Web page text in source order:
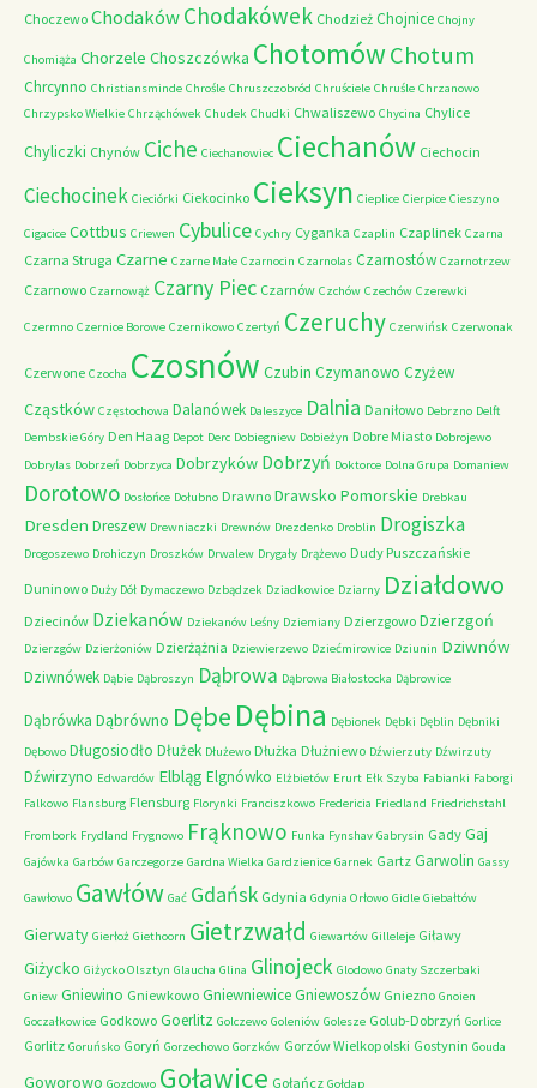
Choczewo ChodakówChodakówek Chodzież Chojnice Chojny
Chomiąża Chorzele Choszczówka ChotomówChotum
Chrcynno Christiansminde Chrośle Chruszczobród Chruściele Chruśle Chrzanowo
Chrzypsko Wielkie Chrząchówek Chudek Chudki Chwaliszewo Chycina Chylice
Chyliczki Chynów Ciche Ciechanowiec Ciechanów Ciechocin
Ciechocinek Cieciórki Ciekocinko Cieksyn Cieplice Cierpice Cieszyno
Cigacice Cottbus Criewen Cybulice Cychry Cyganka Czaplin Czaplinek Czarna
Czarna Struga Czarne Czarne Małe Czarnocin Czarnolas Czarnostów Czarnotrzew
Czarnowo Czarnowąż Czarny Piec Czarnów Czchów Czechów Czerewki
Czermno Czernice Borowe Czernikowo Czertyń Czeruchy Czerwińsk Czerwonak
Czerwone Czocha Czosnów Czubin Czymanowo Czyżew
Cząstków Częstochowa Dalanówek Daleszyce Dalnia Daniłowo Debrzno Delft
Dembskie Góry Den Haag Depot Derc Dobiegniew Dobieżyn Dobre Miasto Dobrojewo
Dobrylas Dobrzeń Dobrzyca Dobrzyków Dobrzyń Doktorce Dolna Grupa Domaniew
Dorotowo Dosłońce Dołubno Drawno Drawsko Pomorskie Drebkau
Dresden Dreszew Drewniaczki Drewnów Drezdenko Droblin Drogiszka
Drogoszewo Drohiczyn Droszków Drwalew Drygały Drążewo Dudy Puszczańskie
Duninowo Duży Dół Dymaczewo Dzbądzek Dziadkowice Dziarny Działdowo
Dziecinów Dziekanów Dziekanów Leśny Dziemiany Dzierzgowo Dzierzgoń
Dzierzgów Dzierżoniów Dzierżążnia Dziewierzewo Dziećmirowice Dziunin Dziwnów
Dziwnówek Dąbie Dąbroszyn Dąbrowa Dąbrowa Białostocka Dąbrowice
Dąbrówka Dąbrówno Dębe Dębina Dębionek Dębki Dęblin Dębniki
Dębowo Długosiodło Dłużek Dłużewo Dłużka Dłużniewo Dźwierzuty Dźwirzuty
Dźwirzyno Edwardów Elbląg Elgnówko Elżbietów Erurt Ełk Szyba Fabianki Faborgi
Falkowo Flansburg Flensburg Florynki Franciszkowo Fredericia Friedland Friedrichstahl
Frombork Frydland Frygnowo Frąknowo Funka Fynshav Gabrysin Gady Gaj
Gajówka Garbów Garczegorze Gardna Wielka Gardzienice Garnek Gartz Garwolin Gassy
Gawłowo Gawłów Gać Gdańsk Gdynia Gdynia Orłowo Gidle Giebałtów
Gierwaty Gierłoż Giethoorn Gietrzwałd Giewartów Gilleleje Giławy
Giżycko Giżycko Olsztyn Glaucha Glina Glinojeck Glodowo Gnaty Szczerbaki
Gniew Gniewino Gniewkowo GniewniewiceGniewoszów Gniezno Gnoien
Goczałkowice Godkowo Goerlitz Golczewo Goleniów Golesze Golub-Dobrzyń Gorlice
Gorlitz Goruńsko Goryń Gorzechowo Gorzków Gorzów Wielkopolski Gostynin Gouda
Goworowo Gozdowo Goławice Gołańcz Gołdap